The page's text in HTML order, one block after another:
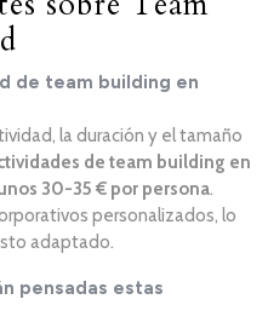
de team building en
la duración y el tamaño
de team building en
30-35 € por persona.
personalizados, lo
adaptado.
pensadas estas